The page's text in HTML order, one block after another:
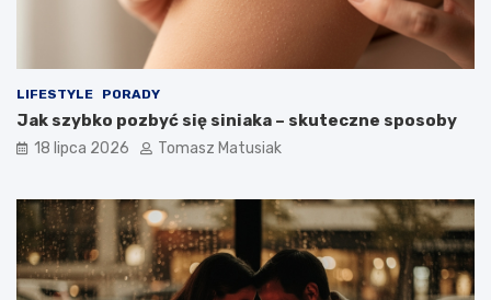
LIFESTYLE PORADY
Jak szybko pozbyć się siniaka – skuteczne sposoby
18 lipca 2026 Tomasz Matusiak